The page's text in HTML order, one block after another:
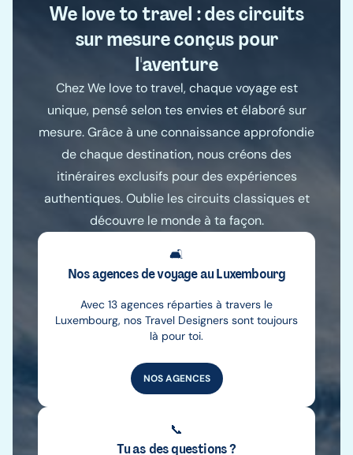
We love to travel : des circuits
sur mesure conçus pour
l'aventure
Chez We love to travel, chaque voyage est
unique, pensé selon tes envies et élaboré sur
mesure. Grâce à une connaissance approfondie
de chaque destination, nous créons des
itinéraires exclusifs pour des expériences
authentiques. Oublie les circuits classiques et
découvre le monde à ta façon.
🛋️
Nos agences de voyage au Luxembourg
Avec 13 agences réparties à travers le
Luxembourg, nos Travel Designers sont toujours
là pour toi.
NOS AGENCES
📞
Tu as des questions ?